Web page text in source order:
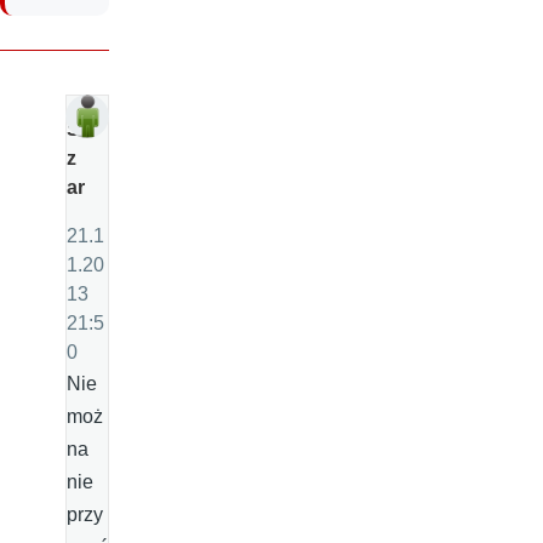
Si
z
ar
21.1
1.20
13
21:5
0
Nie
moż
na
nie
przy